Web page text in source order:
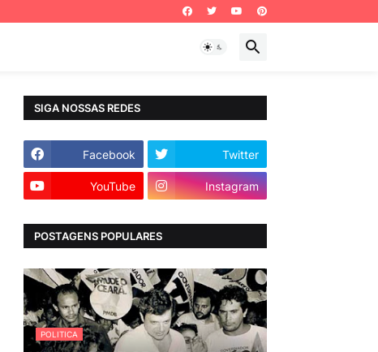
SIGA NOSSAS REDES
Facebook Twitter
YouTube Instagram
POSTAGENS POPULARES
POLITICA